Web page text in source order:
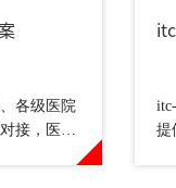
各级医院
接，医生
提